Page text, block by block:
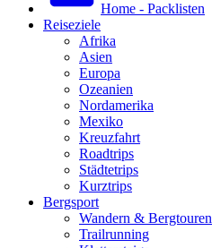
Home - Packlisten
Reiseziele
Afrika
Asien
Europa
Ozeanien
Nordamerika
Mexiko
Kreuzfahrt
Roadtrips
Städtetrips
Kurztrips
Bergsport
Wandern & Bergtouren
Trailrunning